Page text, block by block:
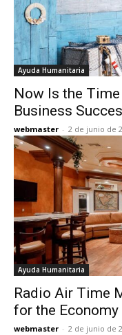
Ayuda Humanitaria
Now Is the
Business
webmaster - 2 de junio de
Ayuda Humanitaria
Radio Air Time
for the Economy
webmaster - 2 de junio de